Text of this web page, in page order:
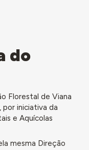
do
Florestal de Viana
iniciativa da
e Aquícolas
mesma Direção